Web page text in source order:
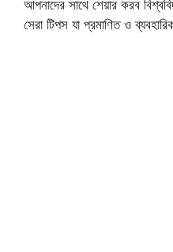
আপনাদের সাথে শেয়ার করব
সেরা টিপস যা প্রমাণিত ও